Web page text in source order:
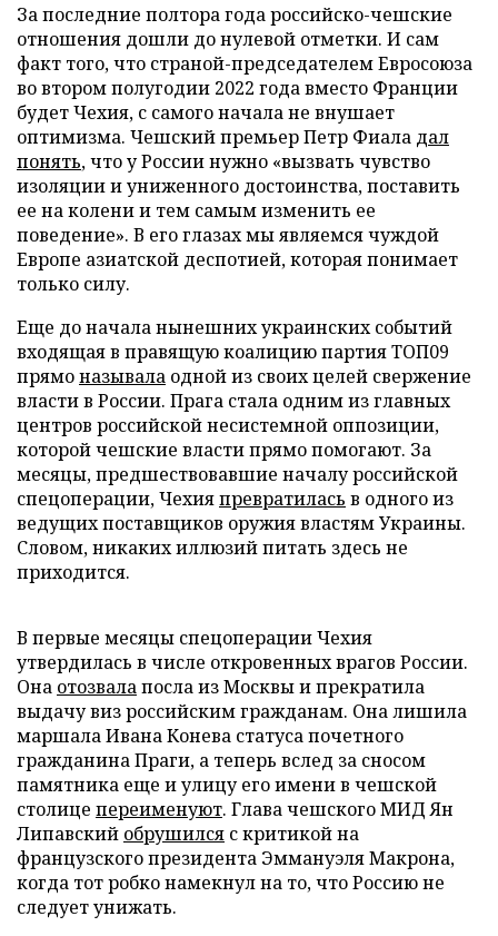
За последние полтора года российско-чешские
отношения дошли до нулевой отметки. И сам
факт того, что страной-председателем Евросоюза
во втором полугодии 2022 года вместо Франции
будет Чехия, с самого начала не внушает
оптимизма. Чешский премьер Петр Фиала дал
понять, что у России нужно «вызвать чувство
изоляции и униженного достоинства, поставить
ее на колени и тем самым изменить ее
поведение». В его глазах мы являемся чуждой
Европе азиатской деспотией, которая понимает
только силу.
Еще до начала нынешних украинских событий
входящая в правящую коалицию партия ТОП09
прямоназывала одной из своих целей свержение
власти в России. Прага стала одним из главных
центров российской несистемной оппозиции,
которой чешские власти прямо помогают. За
месяцы, предшествовавшие началу российской
спецоперации, Чехияпревратилась в одного из
ведущих поставщиков оружия властям Украины.
Словом, никаких иллюзий питать здесь не
приходится.
В первые месяцы спецоперации Чехия
утвердилась в числе откровенных врагов России.
Она отозвалапосла из Москвы и прекратила
выдачу виз российским гражданам. Она лишила
маршала Ивана Конева статуса почетного
гражданина Праги, а теперь вслед за сносом
памятника еще и улицу его имени в чешской
столице переименуют. Глава чешского МИД Ян
Липавский обрушился с критикой на
французского президента Эммануэля Макрона,
когда тот робко намекнул на то, что Россию не
следует унижать.